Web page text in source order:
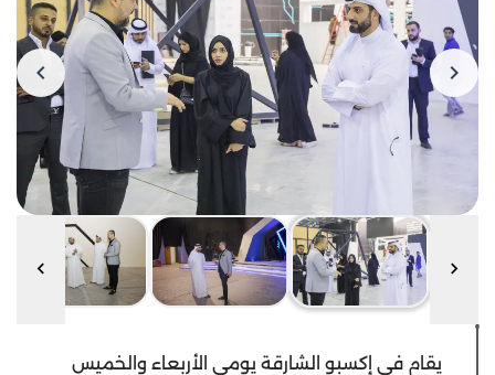
يقام في إكسبو الشارقة يومي الأربعاء والخميس